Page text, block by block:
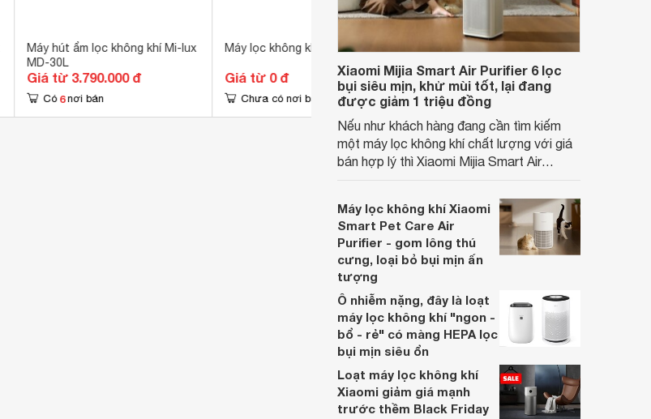
Máy hút ẩm lọc không khí Mi-lux
MD-30L
Giá từ 3.790.000 đ
Có 6 nơi bán
Máy lọc không khí GT1500
Giá từ 0 đ
Chưa có nơi bán
Máy lọc không khí KU08e
Giá từ 11.899.000 đ
Có 2 nơi bán
Xiaomi Mijia Smart Air Purifier 6 lọc
bụi siêu mịn, khử mùi tốt, lại đang
được giảm 1 triệu đồng
Nếu như khách hàng đang cần tìm kiếm
một máy lọc không khí chất lượng với giá
bán hợp lý thì Xiaomi Mijia Smart Air
chọn rất đáng cân nhắc hiện nay.
Máy lọc không khí Xiaomi
Smart Pet Care Air
Purifier - gom lông thú
cưng, loại bỏ bụi mịn ấn
tượng
Ô nhiễm nặng, đây là loạt
máy lọc không khí "ngon -
bổ - rẻ" có màng HEPA lọc
bụi mịn siêu ổn
Loạt máy lọc không khí
Xiaomi giảm giá mạnh
trước thềm Black Friday